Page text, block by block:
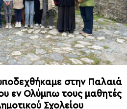
στην Παλαιά
εν Ολύμπω τους μαθητές
Σχολείου